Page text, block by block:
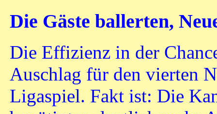
Die Gäste ballerten,
Die Effizienz in der
Auschlag für den vierten
Ligaspiel. Fakt ist: Die